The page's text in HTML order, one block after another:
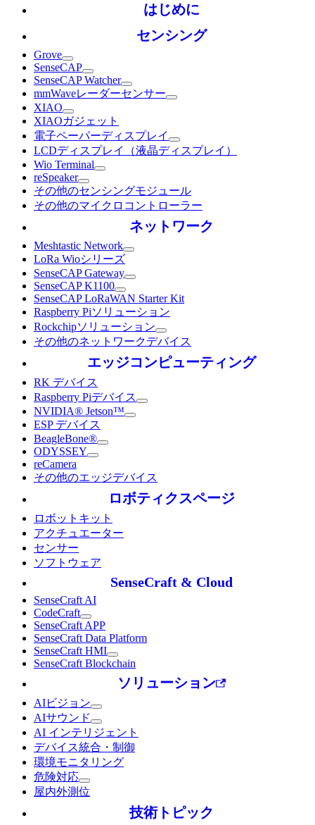
はじめに
センシング
Grove
SenseCAP
SenseCAP Watcher
mmWaveレーダーセンサー
XIAO
XIAOガジェット
電子ペーパーディスプレイ
LCDディスプレイ（液晶ディスプレイ）
Wio Terminal
reSpeaker
その他のセンシングモジュール
その他のマイクロコントローラー
ネットワーク
Meshtastic Network
LoRa Wioシリーズ
SenseCAP Gateway
SenseCAP K1100
SenseCAP LoRaWAN Starter Kit
Raspberry Piソリューション
Rockchipソリューション
その他のネットワークデバイス
エッジコンピューティング
RK デバイス
Raspberry Piデバイス
NVIDIA® Jetson™
ESP デバイス
BeagleBone®
ODYSSEY
reCamera
その他のエッジデバイス
ロボティクスページ
ロボットキット
アクチュエーター
センサー
ソフトウェア
SenseCraft & Cloud
SenseCraft AI
CodeCraft
SenseCraft APP
SenseCraft Data Platform
SenseCraft HMI
SenseCraft Blockchain
ソリューション
AIビジョン
AIサウンド
AI インテリジェント
デバイス統合・制御
環境モニタリング
危険対応
屋内外測位
技術トピック